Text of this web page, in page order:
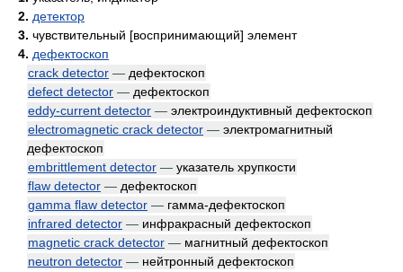
2. детектор
3. чувствительный [воспринимающий] элемент
4. дефектоскоп
crack detector — дефектоскоп
defect detector — дефектоскоп
eddy-current detector — электроиндуктивный дефектоскоп
electromagnetic crack detector — электромагнитный
дефектоскоп
embrittlement detector — указатель хрупкости
flaw detector — дефектоскоп
gamma flaw detector — гамма-дефектоскоп
infrared detector — инфракрасный дефектоскоп
magnetic crack detector — магнитный дефектоскоп
neutron detector — нейтронный дефектоскоп